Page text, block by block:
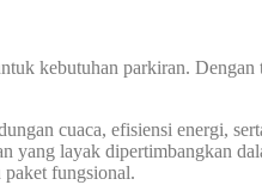
kebutuhan parkiran.
cuaca, efisiensi energi,
yang layak dipertimbangkan
paket fungsional.